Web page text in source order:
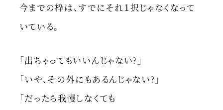
今までの枠は、すでにそれ１択じゃなくなって
いている。
「出ちゃってもいいんじゃない?」
「いや、その外にもあるんじゃない?」
「だったら我慢しなくても